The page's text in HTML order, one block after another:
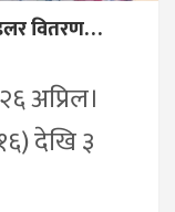
वितरण…
अप्रिल।
देखि ३